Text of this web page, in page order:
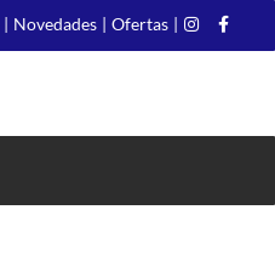
| Novedades | Ofertas |